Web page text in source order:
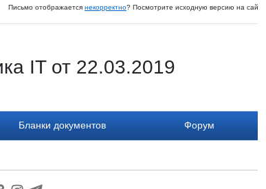
Письмо отображается некорректно? Посмотрите исходную версию на
IT от 22.03.2019
Бланки документов Форум